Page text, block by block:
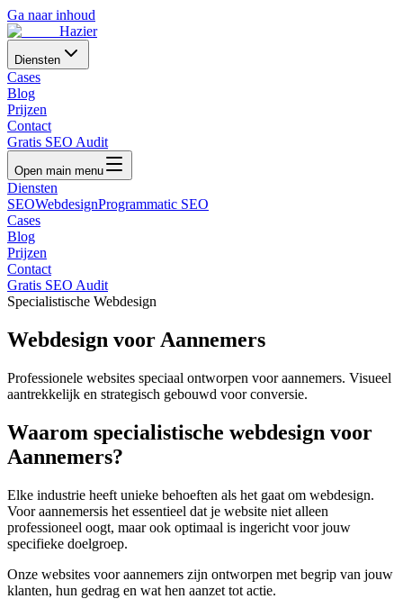
Ga naar inhoud
Hazier
Diensten
Cases
Blog
Prijzen
Contact
Gratis SEO Audit
Open main menu
Diensten
SEOWebdesignProgrammatic SEO
Cases
Blog
Prijzen
Contact
Gratis SEO Audit
Specialistische Webdesign
Webdesign voor Aannemers
Professionele websites speciaal ontworpen vooraannemers. Visueel
aantrekkelijk en strategisch gebouwd voor conversie.
Waarom specialistische webdesign voor
Aannemers?
Elke industrie heeft unieke behoeften als het gaat om webdesign.
Vooraannemersis het essentieel dat je website niet alleen
professioneel oogt, maar ook optimaal is ingericht voor jouw
specifieke doelgroep.
Onze websites vooraannemers zijn ontworpen met begrip van jouw
klanten, hun gedrag en wat hen aanzet tot actie.